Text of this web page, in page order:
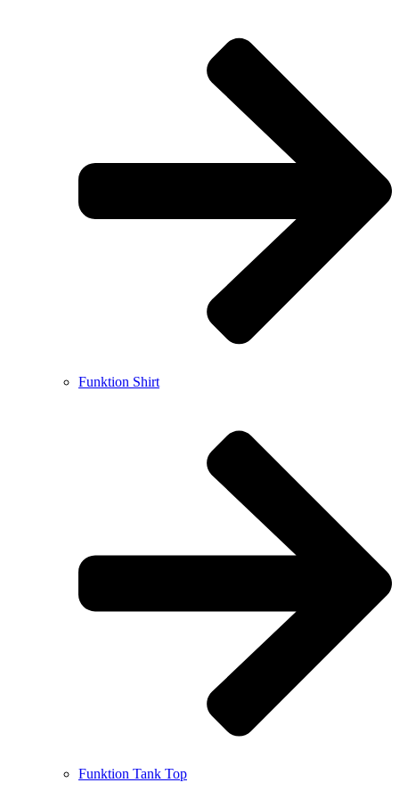
Funktion Shirt
Funktion Tank Top